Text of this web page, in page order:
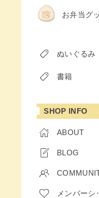
お弁当グ
ぬいぐるみ
書籍
SHOP INFO
ABOUT
BLOG
メンバーシ